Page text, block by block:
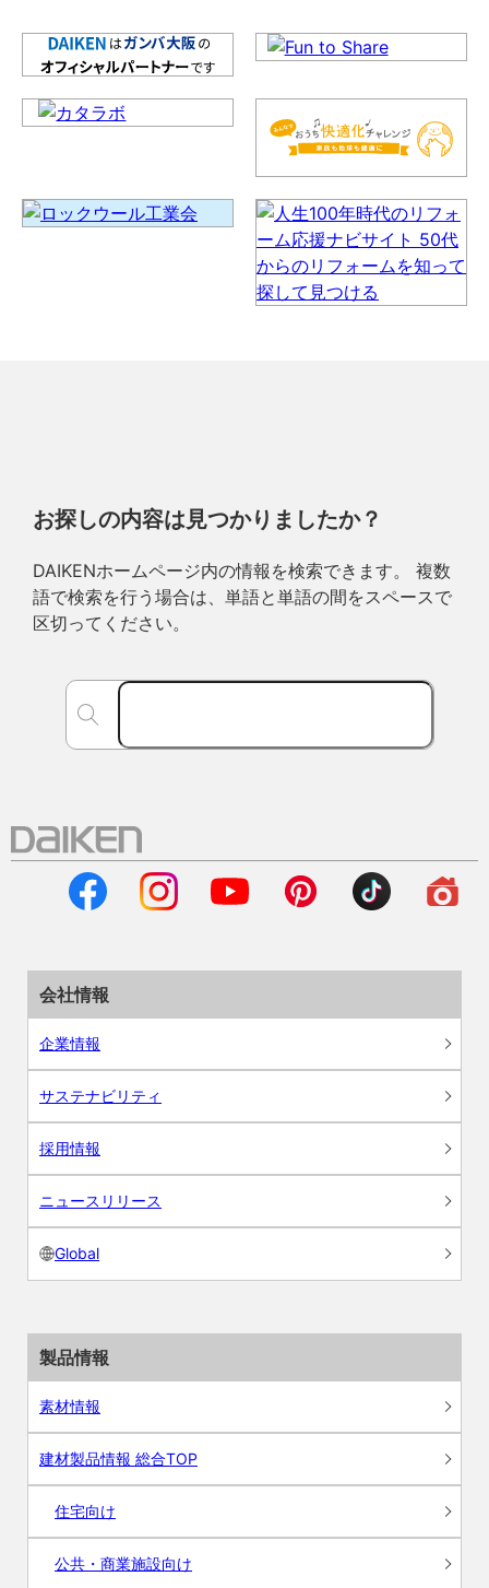
お探しの内容は見つかりましたか？
DAIKENホームページ内の情報を検索できます。 複数
語で検索を行う場合は、単語と単語の間をスペースで
区切ってください。
会社情報
企業情報
サステナビリティ
採用情報
ニュースリリース
Global
製品情報
素材情報
建材製品情報 総合TOP
住宅向け
公共・商業施設向け